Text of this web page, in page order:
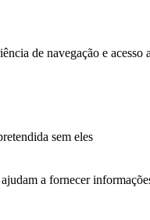
de navegação e acesso
sem eles
a fornecer